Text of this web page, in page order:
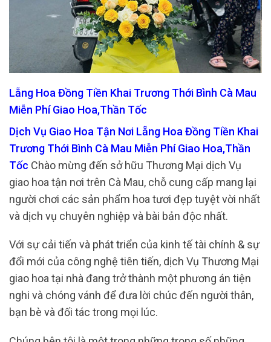
Lẵng Hoa Đồng Tiền Khai Trương Thới Bình Cà Mau
Miễn Phí Giao Hoa,Thần Tốc
Dịch Vụ Giao Hoa Tận Nơi Lẵng Hoa Đồng Tiền Khai
Trương Thới Bình Cà Mau Miễn Phí Giao Hoa,Thần
Tốc Chào mừng đến sở hữu Thương Mại dịch Vụ
giao hoa tận nơi trên Cà Mau, chỗ cung cấp mang lại
người chơi các sản phẩm hoa tươi đẹp tuyệt vời nhất
và dịch vụ chuyên nghiệp và bài bản độc nhất.
Với sự cải tiến và phát triển của kinh tế tài chính & sự
đổi mới của công nghệ tiên tiến, dịch Vụ Thương Mại
giao hoa tại nhà đang trở thành một phương án tiện
nghi và chóng vánh để đưa lời chúc đến người thân,
bạn bè và đối tác trong mọi lúc.